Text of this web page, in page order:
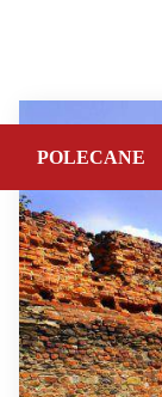
POLECANE